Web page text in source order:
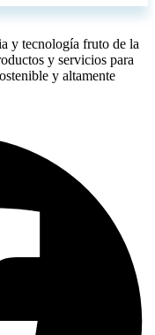
y tecnología fruto de la
y servicios para
y altamente